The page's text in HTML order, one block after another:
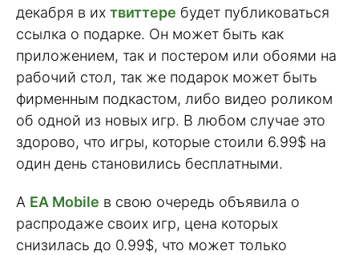
декабря в их твиттере будет публиковаться
ссылка о подарке. Он может быть как
приложением, так и постером или обоями на
рабочий стол, так же подарок может быть
фирменным подкастом, либо видео роликом
об одной из новых игр. В любом случае это
здорово, что игры, которые стоили 6.99$ на
один день становились бесплатными.
А EA Mobile в свою очередь объявила о
распродаже своих игр, цена которых
снизилась до 0.99$, что может только